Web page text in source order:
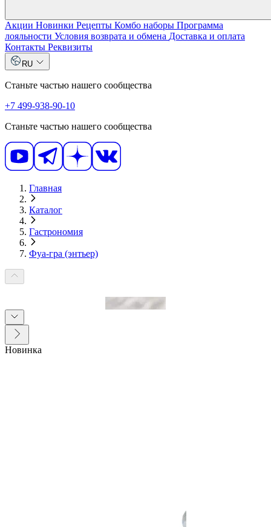
Акции Новинки Рецепты Комбо наборы Программа
лояльности Условия возврата и обмена Доставка и оплата
Контакты Реквизиты
RU
Станьте частью нашего сообщества
+7 499-938-90-10
Станьте частью нашего сообщества
Главная
Каталог
Гастрономия
Фуа-гра (энтьер)
Новинка